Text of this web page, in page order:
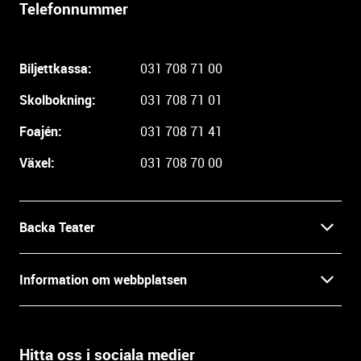
Telefonnummer
Biljettkassa:
031 708 71 00
Skolbokning:
031 708 71 01
Foajén:
031 708 71 41
Växel:
031 708 70 00
Backa Teater
Press
Prao, praktik och lediga tjänster
Information om webbplatsen
Hitta oss i sociala medier